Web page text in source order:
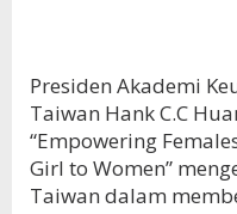
Presiden Akademi
Taiwan Hank C.C
“Empowering
Girl to Women”
Taiwan dalam